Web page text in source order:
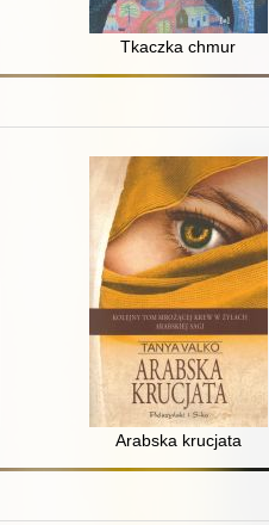
Tkaczka chmur
Arabska krucjata